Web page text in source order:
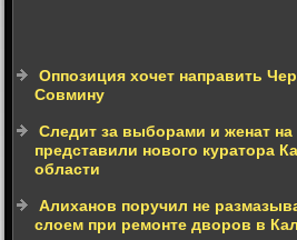
Оппозиция хочет направить
Совмину
Следит за выборами и женат
представили нового куратора
области
Алиханов поручил не
слоем при ремонте дворов в